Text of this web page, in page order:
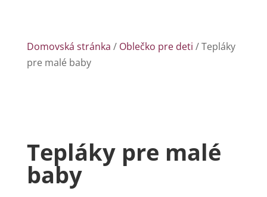
Domovská stránka / Oblečko pre deti / Tepláky
pre malé baby
Tepláky pre malé
baby